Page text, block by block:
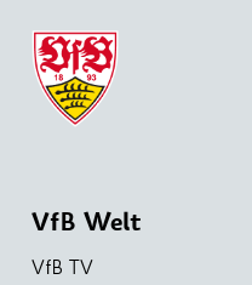
VfB Welt
VfB TV